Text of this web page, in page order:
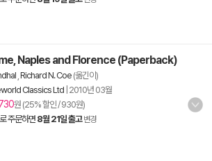
Naples and Florence (Paperback)
Richard N. Coe (옮긴이)
Classics Ltd 2010년 03월
원 (25% 할인 / 930원)
로 주문하면 8월 21일 출고 변경